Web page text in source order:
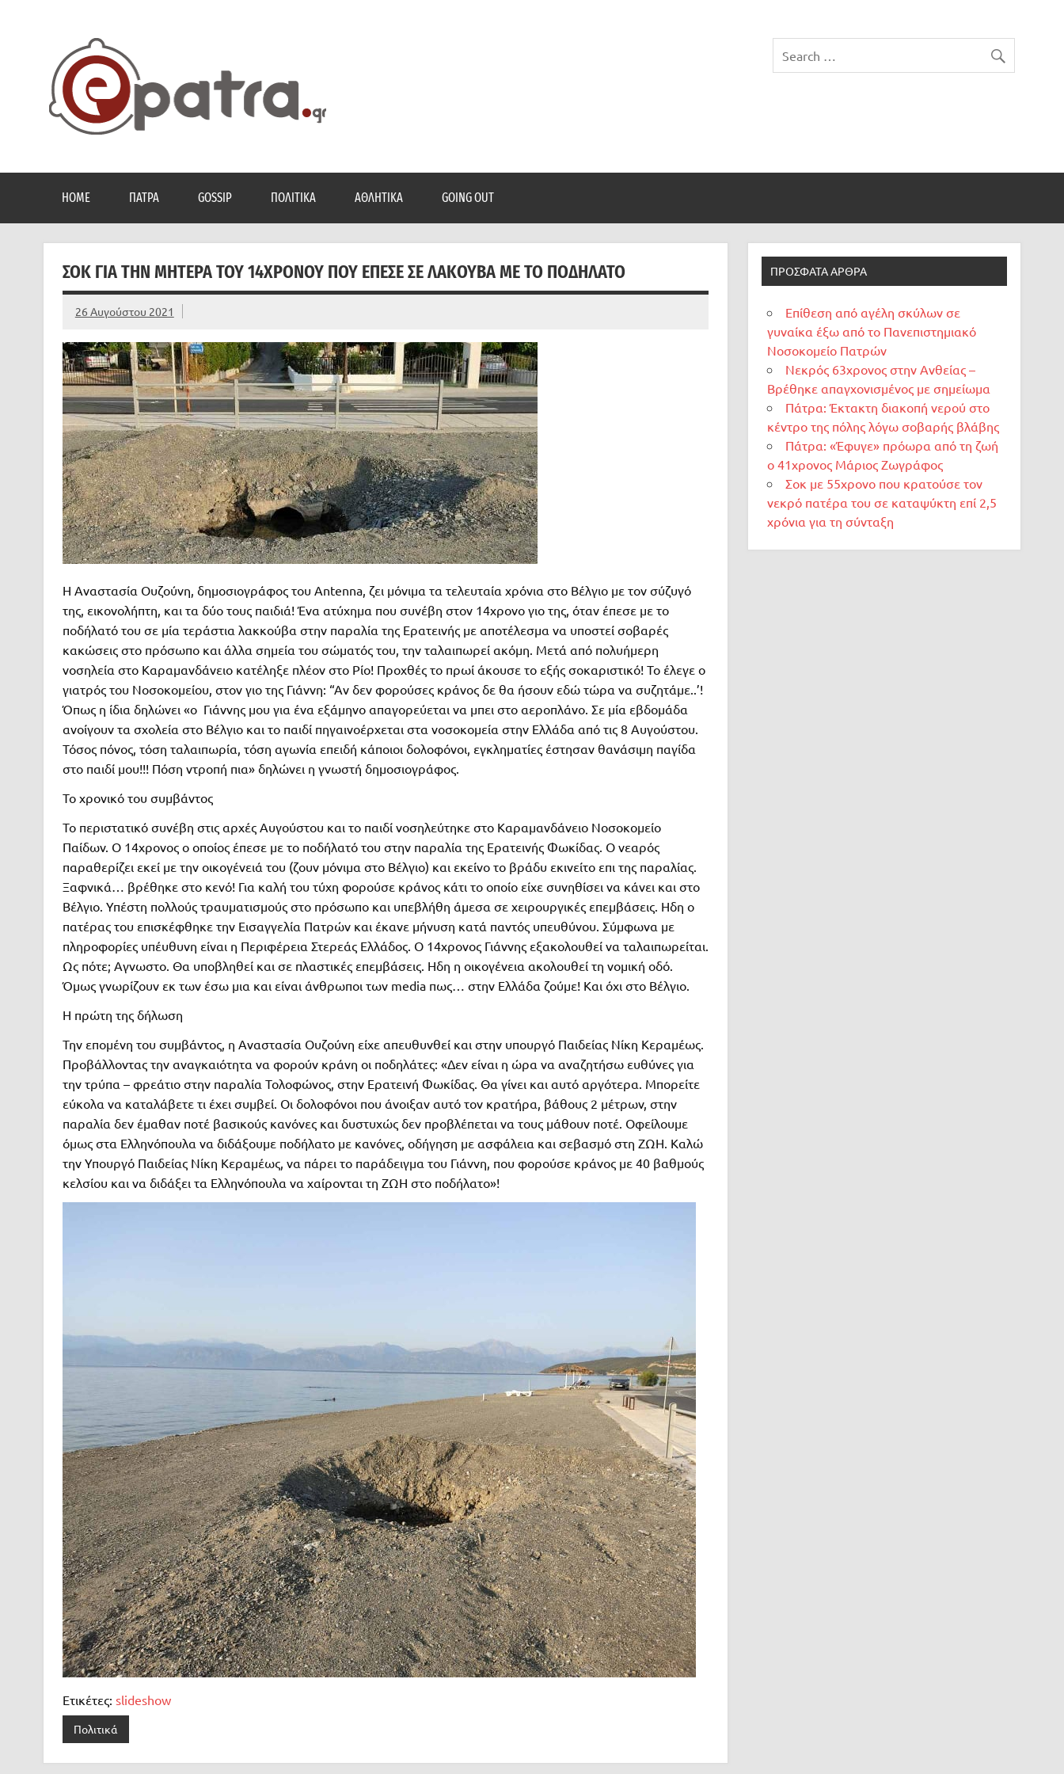
HOME ΠΆΤΡΑ GOSSIP ΠΟΛΙΤΙΚΆ ΑΘΛΗΤΙΚΆ GOING OUT
ΣΟΚ ΓΙΑ ΤΗΝ ΜΗΤΈΡΑ ΤΟΥ 14ΧΡΟΝΟΥ ΠΟΥ ΈΠΕΣΕ ΣΕ ΛΑΚΟΎΒΑ ΜΕ ΤΟ ΠΟΔΉΛΑΤΟ
26 Αυγούστου 2021
Η Αναστασία Ουζούνη, δημοσιογράφος του Antenna, ζει μόνιμα τα τελευταία χρόνια στο Βέλγιο με τον σύζυγό
της, εικονολήπτη, και τα δύο τους παιδιά! Ένα ατύχημα που συνέβη στον 14χρονο γιο της, όταν έπεσε με το
ποδήλατό του σε μία τεράστια λακκούβα στην παραλία της Ερατεινής με αποτέλεσμα να υποστεί σοβαρές
κακώσεις στο πρόσωπο και άλλα σημεία του σώματός του, την ταλαιπωρεί ακόμη. Μετά από πολυήμερη
νοσηλεία στο Καραμανδάνειο κατέληξε πλέον στο Ρίο! Προχθές το πρωί άκουσε το εξής σοκαριστικό! Το έλεγε ο
γιατρός του Νοσοκομείου, στον γιο της Γιάννη: “Αν δεν φορούσες κράνος δε θα ήσουν εδώ τώρα να συζητάμε..’!
Όπως η ίδια δηλώνει «ο Γιάννης μου για ένα εξάμηνο απαγορεύεται να μπει στο αεροπλάνο. Σε μία εβδομάδα
ανοίγουν τα σχολεία στο Βέλγιο και το παιδί πηγαινοέρχεται στα νοσοκομεία στην Ελλάδα από τις 8 Αυγούστου.
Τόσος πόνος, τόση ταλαιπωρία, τόση αγωνία επειδή κάποιοι δολοφόνοι, εγκληματίες έστησαν θανάσιμη παγίδα
στο παιδί μου!!! Πόση ντροπή πια» δηλώνει η γνωστή δημοσιογράφος.
To χρονικό του συμβάντος
Το περιστατικό συνέβη στις αρχές Αυγούστου και το παιδί νοσηλεύτηκε στο Καραμανδάνειο Νοσοκομείο
Παίδων. Ο 14χρονος ο οποίος έπεσε με το ποδήλατό του στην παραλία της Ερατεινής Φωκίδας. Ο νεαρός
παραθερίζει εκεί με την οικογένειά του (ζουν μόνιμα στο Βέλγιο) και εκείνο το βράδυ εκινείτο επι της παραλίας.
Ξαφνικά… βρέθηκε στο κενό! Για καλή του τύχη φορούσε κράνος κάτι το οποίο είχε συνηθίσει να κάνει και στο
Βέλγιο. Υπέστη πολλούς τραυματισμούς στο πρόσωπο και υπεβλήθη άμεσα σε χειρουργικές επεμβάσεις. Ηδη ο
πατέρας του επισκέφθηκε την Εισαγγελία Πατρών και έκανε μήνυση κατά παντός υπευθύνου. Σύμφωνα με
πληροφορίες υπέυθυνη είναι η Περιφέρεια Στερεάς Ελλάδος. Ο 14χρονος Γιάννης εξακολουθεί να ταλαιπωρείται.
Ως πότε; Αγνωστο. Θα υποβληθεί και σε πλαστικές επεμβάσεις. Ηδη η οικογένεια ακολουθεί τη νομική οδό.
Όμως γνωρίζουν εκ των έσω μια και είναι άνθρωποι των media πως… στην Ελλάδα ζούμε! Και όχι στο Βέλγιο.
Η πρώτη της δήλωση
Την επομένη του συμβάντος, η Αναστασία Ουζούνη είχε απευθυνθεί και στην υπουργό Παιδείας Νίκη Κεραμέως.
Προβάλλοντας την αναγκαιότητα να φορούν κράνη οι ποδηλάτες: «Δεν είναι η ώρα να αναζητήσω ευθύνες για
την τρύπα – φρεάτιο στην παραλία Τολοφώνος, στην Ερατεινή Φωκίδας. Θα γίνει και αυτό αργότερα. Μπορείτε
εύκολα να καταλάβετε τι έχει συμβεί. Οι δολοφόνοι που άνοιξαν αυτό τον κρατήρα, βάθους 2 μέτρων, στην
παραλία δεν έμαθαν ποτέ βασικούς κανόνες και δυστυχώς δεν προβλέπεται να τους μάθουν ποτέ. Οφείλουμε
όμως στα Ελληνόπουλα να διδάξουμε ποδήλατο με κανόνες, οδήγηση με ασφάλεια και σεβασμό στη ΖΩΗ. Καλώ
την Υπουργό Παιδείας Νίκη Κεραμέως, να πάρει το παράδειγμα του Γιάννη, που φορούσε κράνος με 40 βαθμούς
κελσίου και να διδάξει τα Ελληνόπουλα να χαίρονται τη ΖΩΗ στο ποδήλατο»!
Ετικέτες: slideshow
Πολιτικά
ΠΡΌΣΦΑΤΑ ΆΡΘΡΑ
Επίθεση από αγέλη σκύλων σε
γυναίκα έξω από το Πανεπιστημιακό
Νοσοκομείο Πατρών
Νεκρός 63χρονος στην Ανθείας –
Βρέθηκε απαγχονισμένος με σημείωμα
Πάτρα: Έκτακτη διακοπή νερού στο
κέντρο της πόλης λόγω σοβαρής βλάβης
Πάτρα: «Έφυγε» πρόωρα από τη ζωή
ο 41χρονος Μάριος Ζωγράφος
Σοκ με 55χρονο που κρατούσε τον
νεκρό πατέρα του σε καταψύκτη επί 2,5
χρόνια για τη σύνταξη